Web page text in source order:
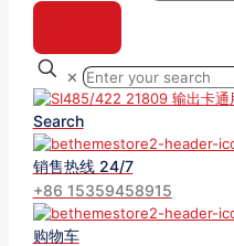
✕
Search
销售热线 24/7
+86 15359458915
购物车